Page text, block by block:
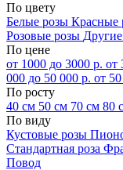
По цвету
Белые розы Красные
Розовые розы
По цене
от 1000 до 3000 р. от
000 до 50 000 р. от
По росту
40 см 50 см 70 см 80
По виду
Кустовые розы
Стандартная роза
Повод